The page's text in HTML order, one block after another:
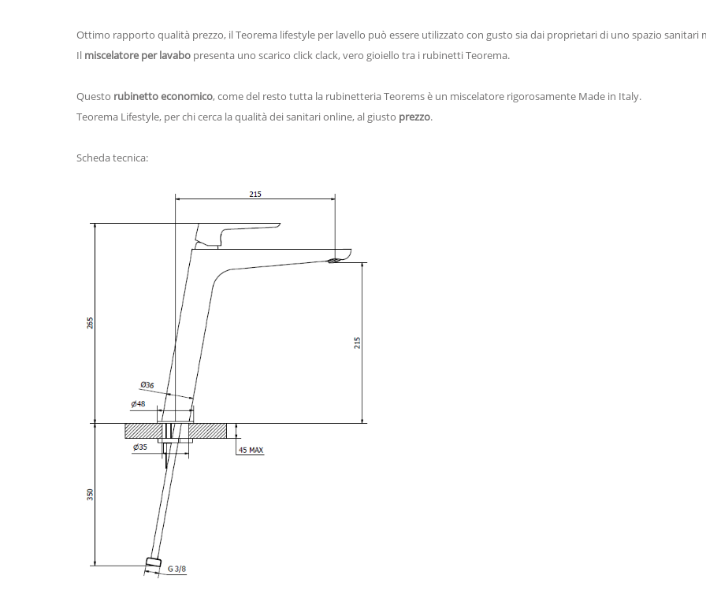
Ottimo rapporto qualità prezzo, il Teorema lifestyle per lavello può essere utilizzato con gusto sia dai proprietari di uno spazio sanitari
Il miscelatore per lavabo presenta uno scarico click clack, vero gioiello tra i rubinetti Teorema.
Questo rubinetto economico, come del resto tutta la rubinetteria Teorems è un miscelatore rigorosamente Made in Italy.
Teorema Lifestyle, per chi cerca la qualità dei sanitari online, al giusto prezzo.
Scheda tecnica: